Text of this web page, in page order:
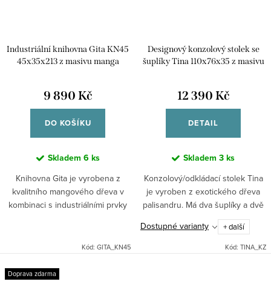
Industriální knihovna Gita KN45
45x35x213 z masivu manga
9 890 Kč
DO KOŠÍKU
Skladem 6 ks
Knihovna Gita je vyrobena z
kvalitního mangového dřeva v
kombinaci s industriálními prvky
Indický koloniální nábytek...
Kód: GITA_KN45
Designový konzolový stolek se
šuplíky Tina 110x76x35 z masivu
12 390 Kč
DETAIL
Skladem 3 ks
Konzolový/odkládací stolek Tina
je vyroben z exotického dřeva
palisandru. Má dva šuplíky a dvě
odkládací plochy . Je vyroben tak
aby ladil s celou kolekcí a dal se...
Dostupné varianty + další
Kód: TINA_KZ
Doprava zdarma